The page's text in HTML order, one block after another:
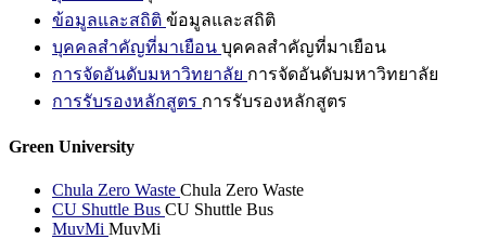
ข้อมูลและสถิติ ข้อมูลและสถิติ
บุคคลสำคัญที่มาเยือน บุคคลสำคัญที่มาเยือน
การจัดอันดับมหาวิทยาลัย การจัดอันดับมหาวิทยาลัย
การรับรองหลักสูตร การรับรองหลักสูตร
Green University
Chula Zero Waste Chula Zero Waste
CU Shuttle Bus CU Shuttle Bus
MuvMi MuvMi